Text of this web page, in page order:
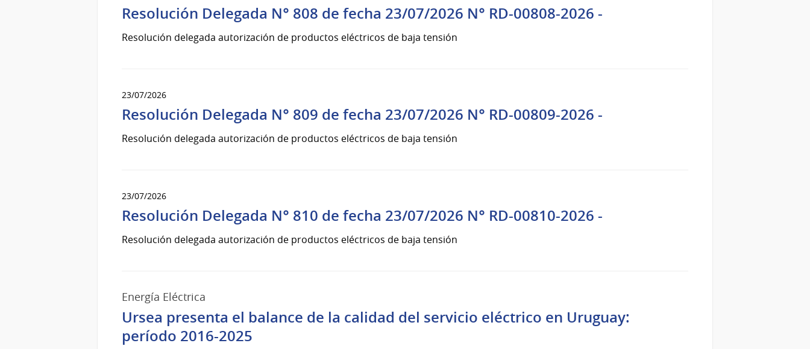
Resolución Delegada N° 808 de fecha 23/07/2026 N° RD-00808-2026 -
Resolución delegada autorización de productos eléctricos de baja tensión
23/07/2026
Resolución Delegada N° 809 de fecha 23/07/2026 N° RD-00809-2026 -
Resolución delegada autorización de productos eléctricos de baja tensión
23/07/2026
Resolución Delegada N° 810 de fecha 23/07/2026 N° RD-00810-2026 -
Resolución delegada autorización de productos eléctricos de baja tensión
Energía Eléctrica
Ursea presenta el balance de la calidad del servicio eléctrico en Uruguay:
período 2016-2025